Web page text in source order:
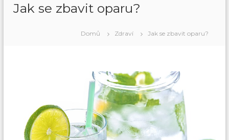
Jak se zbavit oparu?
Domů Zdraví Jak se zbavit oparu?